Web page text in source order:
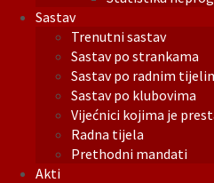
Sastav
Trenutni sastav
Sastav po strankama
Sastav po radnim
Sastav po klubovima
Vijećnici kojima je
Radna tijela
Prethodni mandati
Akti